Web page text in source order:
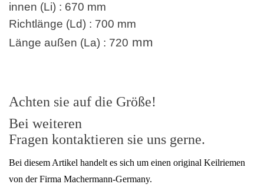
innen (Li) : 670 mm
Richtlänge (Ld) : 700 mm
Länge außen (La) : 720 mm
Achten sie auf die Größe!
Bei weiteren
Fragen kontaktieren sie uns gerne.
Bei diesem Artikel handelt es sich um einen original Keilriemen
von der Firma Machermann-Germany.